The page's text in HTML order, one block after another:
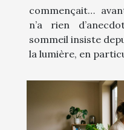
commençait…
n’a rien
sommeil insiste
la lumière, en